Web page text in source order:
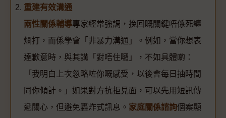
重建有效溝通
兩性關係輔導專家經常強調，挽回嘅關鍵唔係死纏
爛打，而係學會「非暴力溝通」。例如，當你想表
達歉意時，與其講「對唔住囉」，不如具體啲：
「我明白上次忽略咗你嘅感受，以後會每日抽時間
同你傾計。」如果對方抗拒見面，可以先用短訊傳
遞關心，但避免轟炸式訊息。 家庭關係諮詢個案顯